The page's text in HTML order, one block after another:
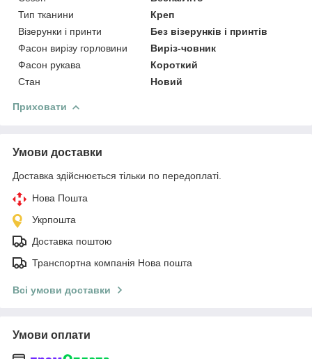
Тип тканини
Креп
Візерунки і принти
Без візерунків і принтів
Фасон вирізу горловини
Виріз-човник
Фасон рукава
Короткий
Стан
Новий
Приховати
Умови доставки
Доставка здійснюється тільки по передоплаті.
Нова Пошта
Укрпошта
Доставка поштою
Транспортна компанія Нова пошта
Всі умови доставки
Умови оплати